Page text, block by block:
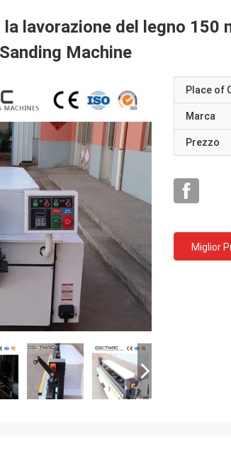
la lavorazione del legno 150
Machine
Place of
Marca
Prezzo
Miglior